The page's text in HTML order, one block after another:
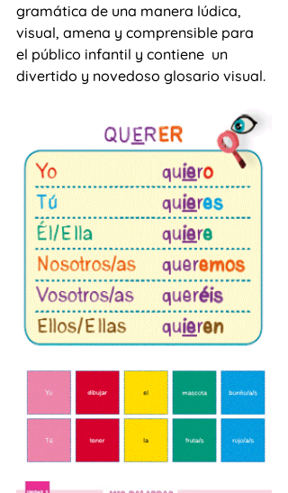
gramática de una manera lúdica,
visual, amena y comprensible para
el público infantil y contiene  un
divertido y novedoso glosario visual.